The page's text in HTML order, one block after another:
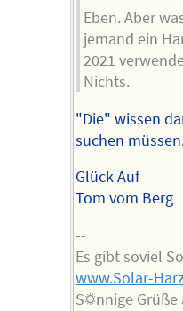
Eben. Aber
jemand ein
2021
Nichts.
"Die" wissen
suchen
Glück Auf
Tom vom Berg
--
Es gibt soviel
www.Solar-
S☼nnige Grüße